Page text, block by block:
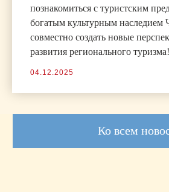
познакомиться с туристским
богатым культурным наследием
совместно создать новые
развития регионального туризма!
04.12.2025
Посмотреть все фото за 12.12.25
Посмотреть все фото за 11.12.25